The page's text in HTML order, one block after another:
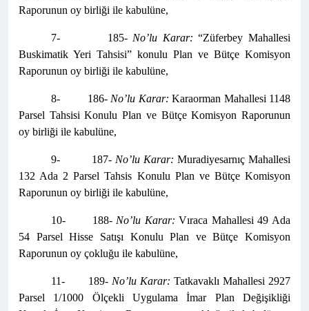
Raporunun oy birliği ile kabulüne,
7- 185- No’lu Karar: “Züferbey Mahallesi
Buskimatik Yeri Tahsisi” konulu Plan ve Bütçe Komisyon
Raporunun oy birliği ile kabulüne,
8- 186- No’lu Karar: Karaorman Mahallesi 1148
Parsel Tahsisi Konulu Plan ve Bütçe Komisyon Raporunun
oy birliği ile kabulüne,
9- 187- No’lu Karar: Muradiyesarnıç Mahallesi
132 Ada 2 Parsel Tahsis Konulu Plan ve Bütçe Komisyon
Raporunun oy birliği ile kabulüne,
10- 188- No’lu Karar: Vıraca Mahallesi 49 Ada
54 Parsel Hisse Satışı Konulu Plan ve Bütçe Komisyon
Raporunun oy çokluğu ile kabulüne,
11- 189- No’lu Karar: Tatkavaklı Mahallesi 2927
Parsel 1/1000 Ölçekli Uygulama İmar Plan Değişikliği